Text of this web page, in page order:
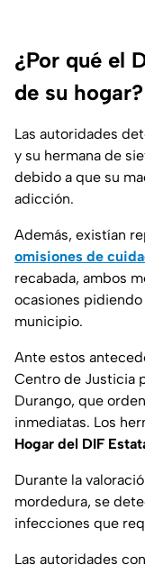
¿Por qué el
de su hogar?
Las autoridades
y su hermana de
debido a que su
adicción.
Además, existían
omisiones de
recabada, ambos
ocasiones
municipio.
Ante estos
Centro de Justicia
Durango, que
inmediatas. Los
Hogar del DIF
Durante la
mordedura, se
infecciones que
Las autoridades